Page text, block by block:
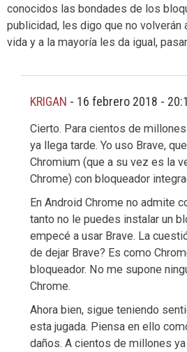
conocidos las bondades de los
publicidad, les digo que no volverán
vida y a la mayoría les da igual,
KRIGAN - 16 febrero 2018 -
Cierto. Para cientos de
ya llega tarde. Yo uso Brave,
Chromium (que a su vez es la
Chrome) con bloqueador
En Android Chrome no admite
tanto no le puedes instalar un
empecé a usar Brave. La
de dejar Brave? Es como
bloqueador. No me supone
Chrome.
Ahora bien, sigue teniendo
esta jugada. Piensa en ello
daños. A cientos de millones